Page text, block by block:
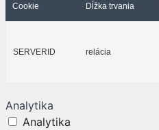
Cookie Dĺžka trvania
SERVERID relácia
Analytika
Analytika